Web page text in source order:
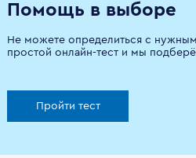
Помощь в выборе
Не можете определиться с
простой онлайн-тест и мы
Пройти тест